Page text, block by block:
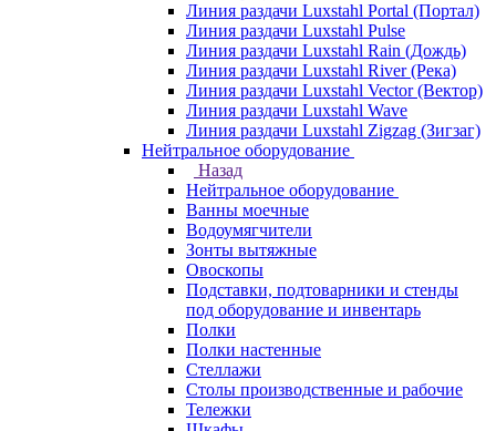
Линия раздачи Luxstahl Portal (Портал)
Линия раздачи Luxstahl Pulse
Линия раздачи Luxstahl Rain (Дождь)
Линия раздачи Luxstahl River (Река)
Линия раздачи Luxstahl Vector (Вектор)
Линия раздачи Luxstahl Wave
Линия раздачи Luxstahl Zigzag (Зигзаг)
Нейтральное оборудование
Назад
Нейтральное оборудование
Ванны моечные
Водоумягчители
Зонты вытяжные
Овоскопы
Подставки, подтоварники и стенды
под оборудование и инвентарь
Полки
Полки настенные
Стеллажи
Столы производственные и рабочие
Тележки